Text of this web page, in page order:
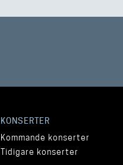
KONSERTER
Kommande konserter
Tidigare konserter